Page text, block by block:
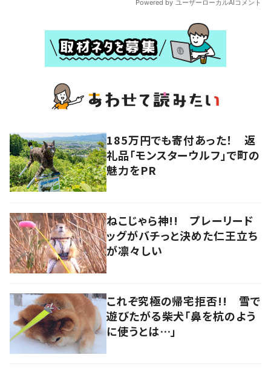
185万円でも寄付あった！ 返
礼品「モンスターウルフ」で町の
魅力をPR
ねこじゃら神!! プレーリード
ッグがバチっと決めた仁王立ち
が凛々しい
これぞ究極の帰宅拒否!! 雪で
遊びたがる柴犬「鼻を杭のよう
に使うとは…」